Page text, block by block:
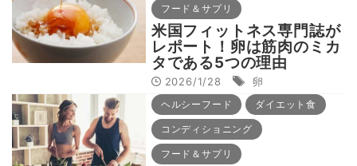
フード＆サプリ
米国フィットネス専門誌が
レポート！卵は筋肉のミカ
タである5つの理由
2026/1/28 卵
ヘルシーフード ダイエット食
コンディショニング
フード＆サプリ